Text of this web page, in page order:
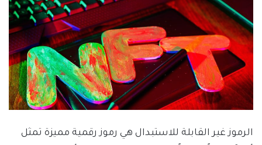
الرموز غير القابلة للاستبدال هي رموز رقمية مميزة تمثل